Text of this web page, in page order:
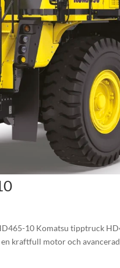
10 Komatsu tipptruck
kraftfull motor och